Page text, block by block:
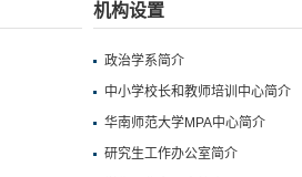
机构设置
政治学系简介
中小学校长和教师培训中心简介
华南师范大学MPA中心简介
研究生工作办公室简介